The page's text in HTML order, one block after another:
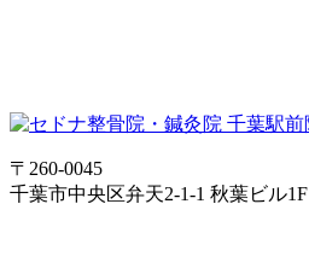
〒260-0045
千葉市中央区弁天2-1-1 秋葉ビル1F